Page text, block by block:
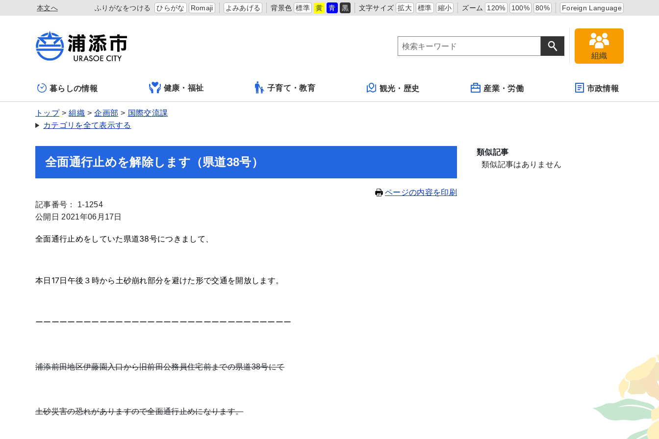
本文へ ふりがなをつける ひらがな Romaji よみあげる 背景色 標準 黄 青 黒 文字サイズ 拡大 標準 縮小 ズーム 120% 100% 80% Foreign Language
組織
暮らしの情報 健康・福祉 子育て・教育 観光・歴史 産業・労働 市政情報
トップ 組織 企画部
国際交流課
カテゴリを全て表示する
全面通行止めを解除します（県道38号）
ページの内容を印刷
記事番号： 1-1254
公開日 2021年06月17日
全面通行止めをしていた県道38号につきまして、
本日17日午後３時から土砂崩れ部分を避けた形で交通を開放します。
ーーーーーーーーーーーーーーーーーーーーーーーーーーーーーーーー
浦添前田地区伊藤園入口から旧前田公務員住宅前までの県道38号にて
土砂災害の恐れがありますので全面通行止めになります。
類似記事
類似記事はありません